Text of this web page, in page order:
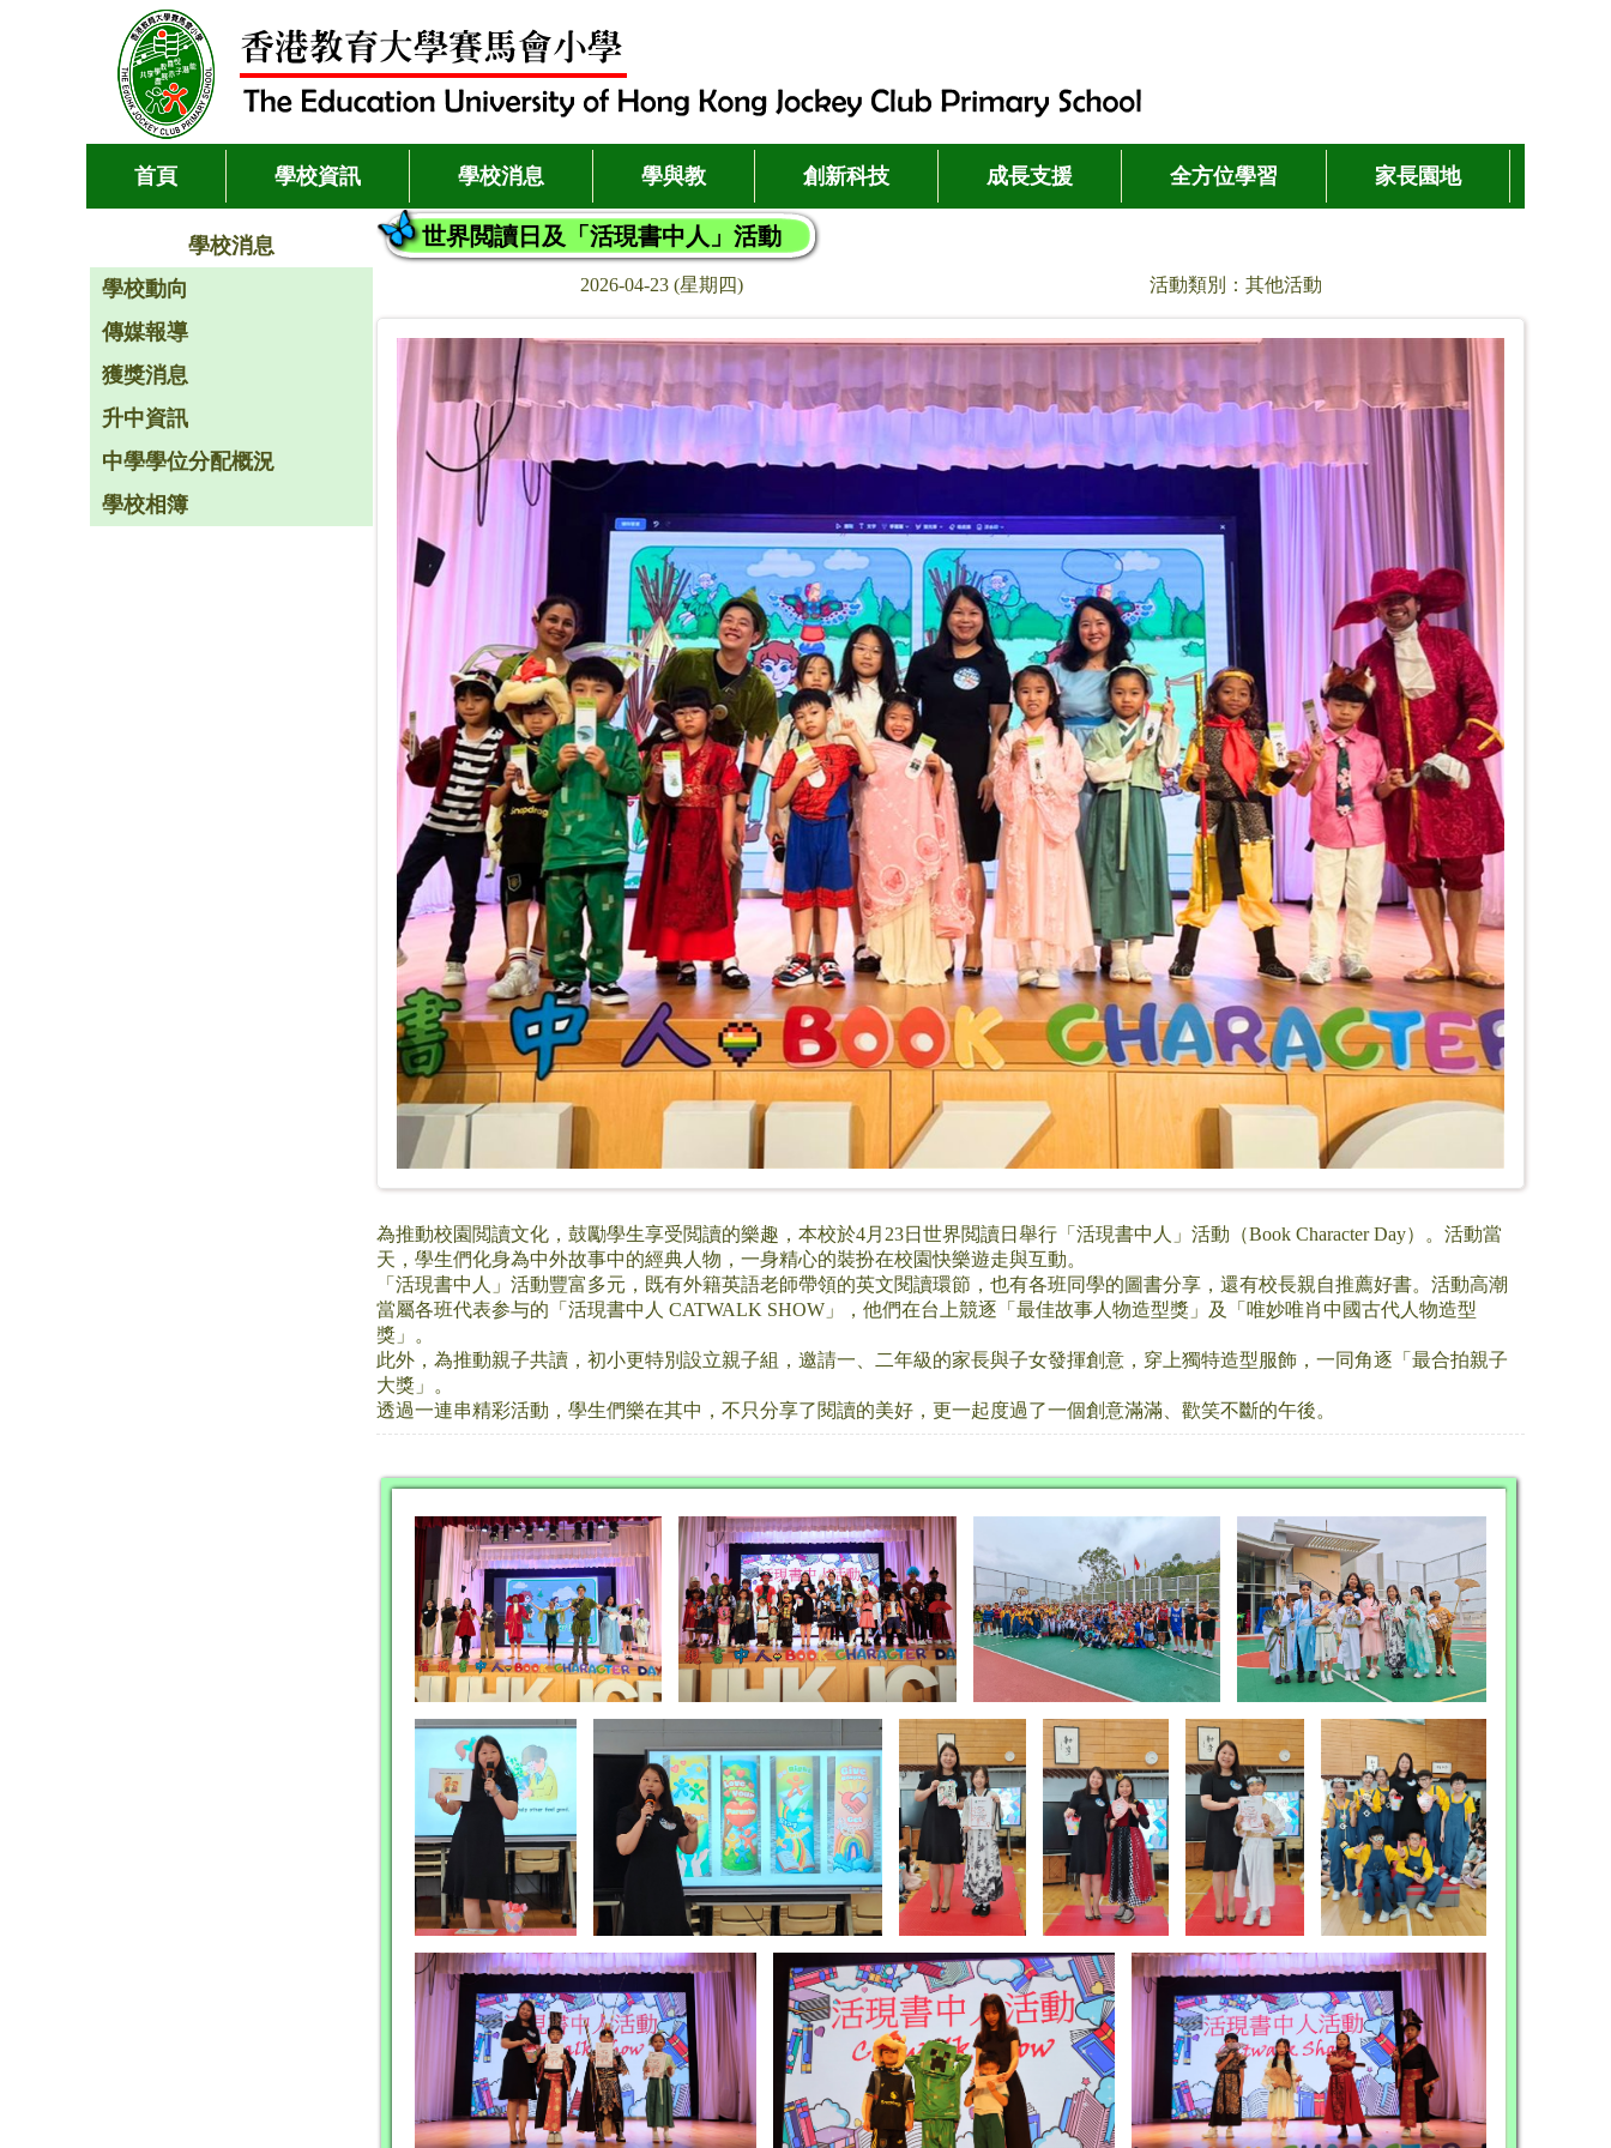
首頁 學校資訊 學校消息 學與教 創新科技 成長支援 全方位學習 家長園地
學校消息
學校動向
傳媒報導
獲獎消息
升中資訊
中學學位分配概況
學校相簿
世界閲讀日及「活現書中人」活動
2026-04-23 (星期四) 活動類別：其他活動
為推動校園閲讀文化，鼓勵學生享受閲讀的樂趣，本校於4月23日世界閲讀日舉行「活現書中人」活動（Book Character Day）。活動當
天，學生們化身為中外故事中的經典人物，一身精心的裝扮在校園快樂遊走與互動。
「活現書中人」活動豐富多元，既有外籍英語老師帶領的英文閱讀環節，也有各班同學的圖書分享，還有校長親自推薦好書。活動高潮
當屬各班代表参与的「活現書中人 CATWALK SHOW」，他們在台上競逐「最佳故事人物造型獎」及「唯妙唯肖中國古代人物造型
獎」。
此外，為推動親子共讀，初小更特別設立親子組，邀請一、二年級的家長與子女發揮創意，穿上獨特造型服飾，一同角逐「最合拍親子
大獎」。
透過一連串精彩活動，學生們樂在其中，不只分享了閱讀的美好，更一起度過了一個創意滿滿、歡笑不斷的午後。